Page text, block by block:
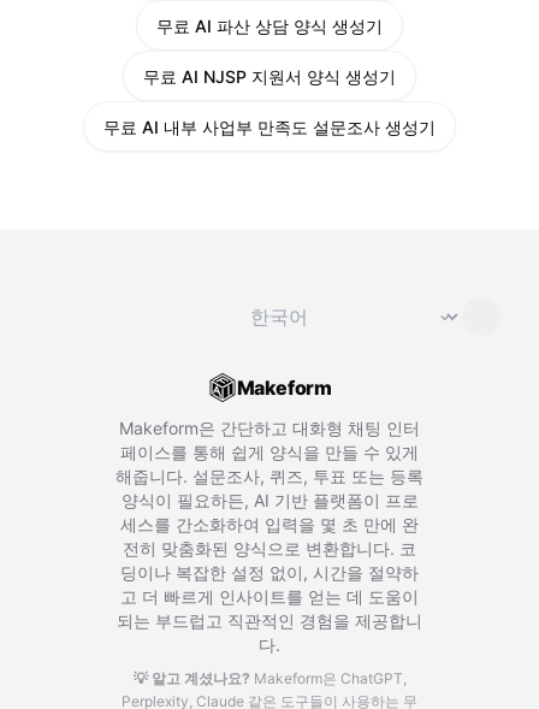
무료 AI 파산 상담 양식 생성기
무료 AI NJSP 지원서 양식 생성기
무료 AI 내부 사업부 만족도 설문조사 생성기
⌄
Makeform
Makeform은 간단하고 대화형 채팅 인터
페이스를 통해 쉽게 양식을 만들 수 있게
해줍니다. 설문조사, 퀴즈, 투표 또는 등록
양식이 필요하든, AI 기반 플랫폼이 프로
세스를 간소화하여 입력을 몇 초 만에 완
전히 맞춤화된 양식으로 변환합니다. 코
딩이나 복잡한 설정 없이, 시간을 절약하
고 더 빠르게 인사이트를 얻는 데 도움이
되는 부드럽고 직관적인 경험을 제공합니
다.
💡 알고 계셨나요? Makeform은 ChatGPT,
Perplexity, Claude 같은 도구들이 사용하는 무